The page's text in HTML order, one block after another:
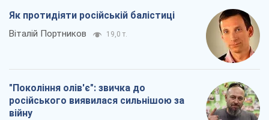
Як протидіяти російській балістиці
Віталій Портников 19,0 т.
"Покоління олів'є": звичка до
російського виявилася сильнішою за
війну